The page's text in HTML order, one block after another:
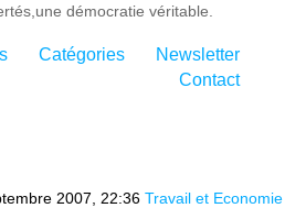
démocratie véritable.
Catégories
Newsletter
Contact
2007, 22:36 Travail et Economie